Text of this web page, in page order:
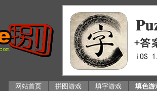
网站首页 拼图游戏 填字游戏 填色游